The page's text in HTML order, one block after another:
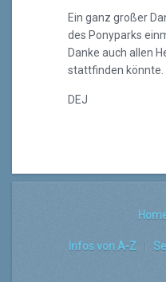
Ein ganz großer
des Ponyparks
Danke auch allen
stattfinden könnte.
DEJ
Infos von A-Z